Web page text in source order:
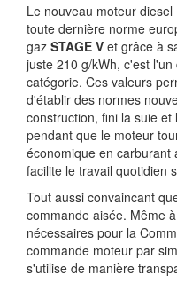
Le nouveau moteur diesel
toute dernière norme
gaz STAGE V et grâce à
juste 210 g/kWh, c'est
catégorie. Ces valeurs
d'établir des normes
construction, fini la suie
pendant que le moteur
économique en carburant
facilite le travail quotidien
Tout aussi convaincant
commande aisée. Même
nécessaires pour la
commande moteur par
s'utilise de manière